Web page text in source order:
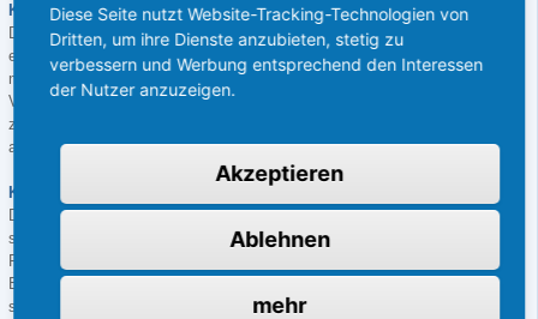
KISBEE50 2T RS
Das ModellKISBEE50 2T RS ist in der Farbe Satin Flash Silver
erhältlich. Er ähnelt dem Topseller in allen Punkten, bietet Dir aber noch
mehr Komfort: Durch seine schwarzen Felgen und seine mattgraue
Verkleidung lässt du andere Roller alt aussehen. Er bietet außerdem noch
zusätzlich für deinen Beifahrer Haltegriffe, um eine sichere und
angenehme Position für unterwegs zu schaffen.
KISBEE
Das dritte Modell der Reihe ist derKISBEE50 2T Sportlinie und macht
seinem Namen alle Ehre. Du kannst ihn in den Farben Blue France, Satin
Flash Silver und Flat 6 Red bekommen. Auch er bietet wieder die selben
Eigenschaften, wie die anderen beiden Modelle, unterscheidet sich aber in
seiner Form und seinem sportlichen Design von seinen
Diese Seite nutzt Website-Tracking-Technologien von
Dritten, um ihre Dienste anzubieten, stetig zu
verbessern und Werbung entsprechend den Interessen
der Nutzer anzuzeigen.
Akzeptieren
Ablehnen
mehr